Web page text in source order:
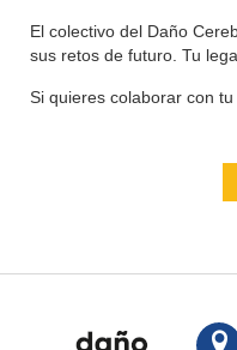
El colectivo del Daño
sus retos de futuro. Tu
Si quieres colaborar con tu